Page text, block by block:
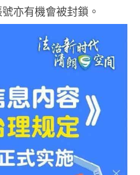
亦有機會被封鎖。